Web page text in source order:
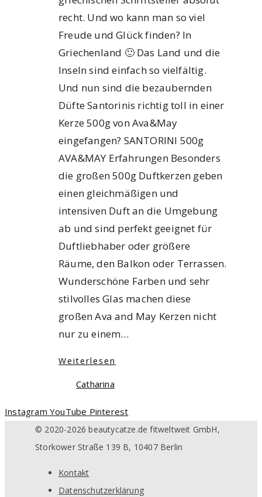
recht. Und wo kann man so viel
Freude und Glück finden? In
Griechenland 🙂 Das Land und die
Inseln sind einfach so vielfältig.
Und nun sind die bezaubernden
Düfte Santorinis richtig toll in einer
Kerze 500g von Ava&May
eingefangen? SANTORINI 500g
AVA&MAY Erfahrungen Besonders
die großen 500g Duftkerzen geben
einen gleichmäßigen und
intensiven Duft an die Umgebung
ab und sind perfekt geeignet für
Duftliebhaber oder größere
Räume, den Balkon oder Terrassen.
Wunderschöne Farben und sehr
stilvolles Glas machen diese
großen Ava and May Kerzen nicht
nur zu einem…
Weiterlesen
Catharina
Instagram YouTube Pinterest
© 2020-2026 beautycatze.de fitweltweit GmbH,
Storkower Straße 139 B, 10407 Berlin
Kontakt
Datenschutzerklärung